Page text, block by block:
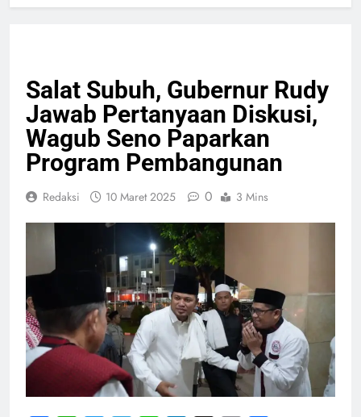
Salat Subuh, Gubernur Rudy
Jawab Pertanyaan Diskusi,
Wagub Seno Paparkan
Program Pembangunan
Redaksi 10 Maret 2025 0 3 Mins